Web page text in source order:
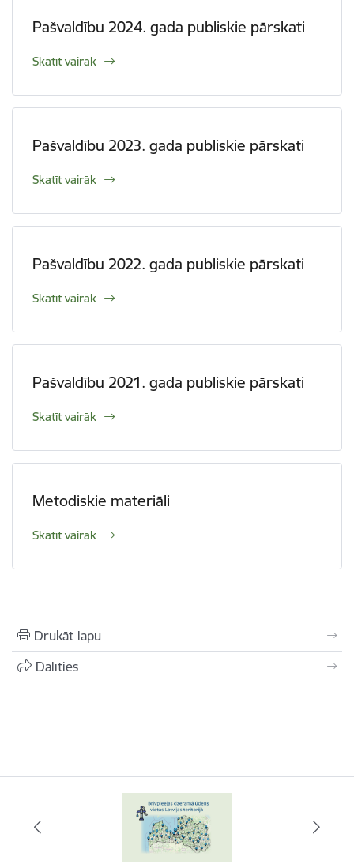
Pašvaldību 2024. gada publiskie pārskati
Skatīt vairāk
Pašvaldību 2023. gada publiskie pārskati
Skatīt vairāk
Pašvaldību 2022. gada publiskie pārskati
Skatīt vairāk
Pašvaldību 2021. gada publiskie pārskati
Skatīt vairāk
Metodiskie materiāli
Skatīt vairāk
Drukāt lapu
Dalīties